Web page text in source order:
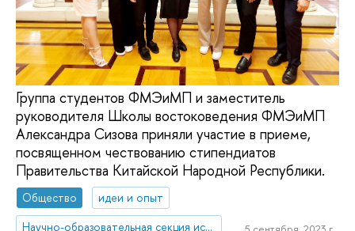
Группа студентов ФМЭиМП и заместитель
руководителя Школы востоковедения ФМЭиМП
Александра Сизова приняли участие в приеме,
посвященном чествованию стипендиатов
Правительства Китайской Народной Республики.
Общество
идеи и опыт
Научно-образовательная секция исследований Китая